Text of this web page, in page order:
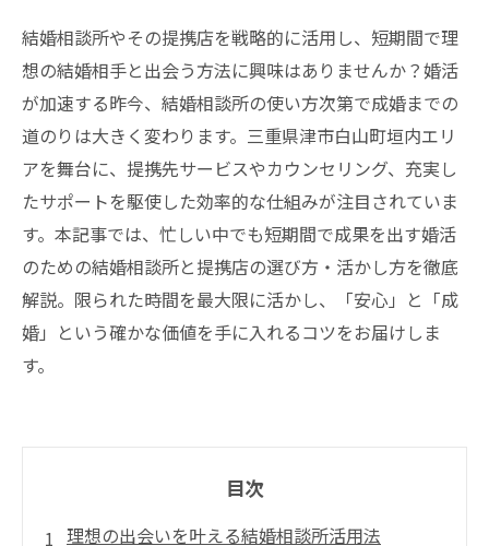
結婚相談所やその提携店を戦略的に活用し、短期間で理
想の結婚相手と出会う方法に興味はありませんか？婚活
が加速する昨今、結婚相談所の使い方次第で成婚までの
道のりは大きく変わります。三重県津市白山町垣内エリ
アを舞台に、提携先サービスやカウンセリング、充実し
たサポートを駆使した効率的な仕組みが注目されていま
す。本記事では、忙しい中でも短期間で成果を出す婚活
のための結婚相談所と提携店の選び方・活かし方を徹底
解説。限られた時間を最大限に活かし、「安心」と「成
婚」という確かな価値を手に入れるコツをお届けしま
す。
目次
理想の出会いを叶える結婚相談所活用法